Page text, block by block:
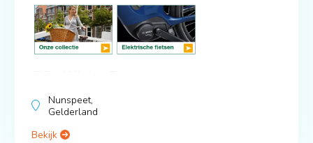
Nunspeet,
Gelderland
Bekijk